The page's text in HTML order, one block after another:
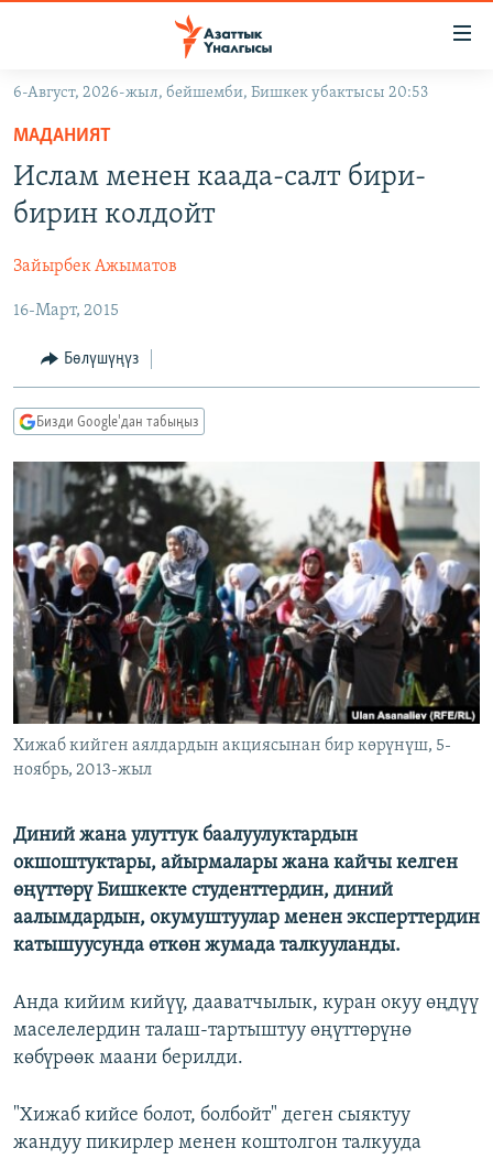
Навигацияга
өтүңүз
Издөөгө
салыңыз
ЭКОНОМИКА
МАДАНИЯТ
ДҮЙНӨ
БОРБОР АЗИЯ
УКРАИНА
АТАЙЫН ИЛИКТӨӨ
ТВ ПРОГРАММАЛАР
БҮГҮН АЗАТТЫКТА
БИЗ ЖАНА ДҮЙНӨ
ДАНИСТЕ
ЭЖЕ-СИҢДИЛЕР
АЗАТТЫК+
ЫҢГАЙСЫЗ СУРООЛОР
ПОДКАСТ
ӨЗГӨЧӨ ПИКИР
ОНЛАЙН ШЕРИНЕ
ЭЕ/АРнун бардык сайттары
6-Август, 2026-жыл, бейшемби, Бишкек убактысы 20:53
МАДАНИЯТ
Ислам менен каада-салт бири-
бирин колдойт
Зайырбек Ажыматов
16-Март, 2015
Бөлүшүңүз
Бизди Google'дан табыңыз
Хижаб кийген аялдардын акциясынан бир көрүнүш, 5-
ноябрь, 2013-жыл
Диний жана улуттук баалуулуктардын
окшоштуктары, айырмалары жана кайчы келген
өңүттөрү Бишкекте студенттердин, диний
аалымдардын, окумуштуулар менен эксперттердин
катышуусунда өткөн жумада талкууланды.
Анда кийим кийүү, дааватчылык, куран окуу өңдүү
маселелердин талаш-тартыштуу өңүттөрүнө
көбүрөөк маани берилди.
"Хижаб кийсе болот, болбойт" деген сыяктуу
жандуу пикирлер менен коштолгон талкууда